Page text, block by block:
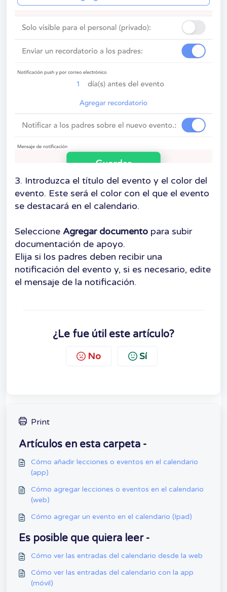
3. Introduzca el título del evento y el color del
evento. Este será el color con el que el evento
se destacará en el calendario.
Seleccione Agregar documento para subir
documentación de apoyo.
Elija si los padres deben recibir una
notificación del evento y, si es necesario, edite
el mensaje de la notificación.
¿Le fue útil este artículo?
No Sí
Print
Artículos en esta carpeta -
Cómo añadir lecciones o eventos en el calendario
(app)
Cómo agregar lecciones o eventos en el calendario
(web)
Cómo agregar un evento en el calendario (Ipad)
Es posible que quiera leer -
Cómo ver las entradas del calendario desde la web
Cómo ver las entradas del calendario con la app
(móvil)